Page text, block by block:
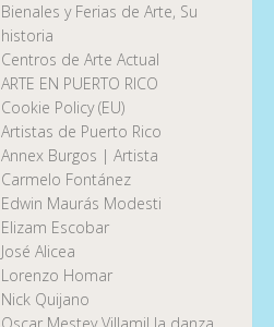
Bienales y Ferias de Arte, Su
historia
Centros de Arte Actual
ARTE EN PUERTO RICO
Cookie Policy (EU)
Artistas de Puerto Rico
Annex Burgos | Artista
Carmelo Fontánez
Edwin Maurás Modesti
Elizam Escobar
José Alicea
Lorenzo Homar
Nick Quijano